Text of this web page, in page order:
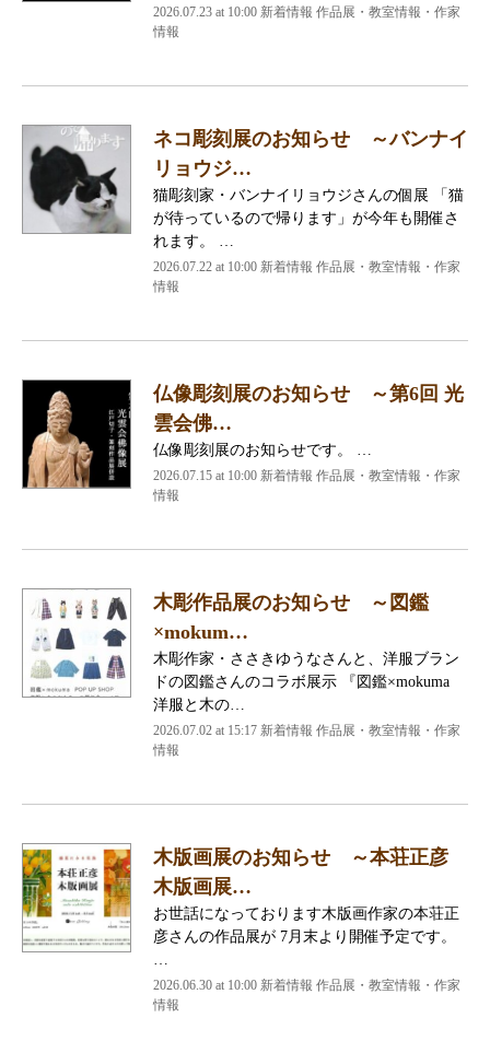
2026.07.23 at 10:00 新着情報 作品展・教室情報・作家
情報
ネコ彫刻展のお知らせ ～バンナイ
リョウジ…
猫彫刻家・バンナイリョウジさんの個展 「猫
が待っているので帰ります」が今年も開催さ
れます。 …
2026.07.22 at 10:00 新着情報 作品展・教室情報・作家
情報
仏像彫刻展のお知らせ ～第6回 光
雲会佛…
仏像彫刻展のお知らせです。 …
2026.07.15 at 10:00 新着情報 作品展・教室情報・作家
情報
木彫作品展のお知らせ ～図鑑
×mokum…
木彫作家・ささきゆうなさんと、洋服ブラン
ドの図鑑さんのコラボ展示 『図鑑×mokuma
洋服と木の…
2026.07.02 at 15:17 新着情報 作品展・教室情報・作家
情報
木版画展のお知らせ ～本荘正彦
木版画展…
お世話になっております木版画作家の本荘正
彦さんの作品展が 7月末より開催予定です。
2026.06.30 at 10:00 新着情報 作品展・教室情報・作家
情報